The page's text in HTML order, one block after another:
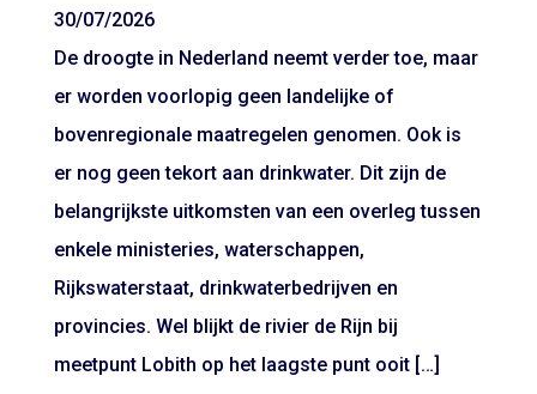
30/07/2026
De droogte in Nederland neemt verder toe, maar
er worden voorlopig geen landelijke of
bovenregionale maatregelen genomen. Ook is
er nog geen tekort aan drinkwater. Dit zijn de
belangrijkste uitkomsten van een overleg tussen
enkele ministeries, waterschappen,
Rijkswaterstaat, drinkwaterbedrijven en
provincies. Wel blijkt de rivier de Rijn bij
meetpunt Lobith op het laagste punt ooit […]